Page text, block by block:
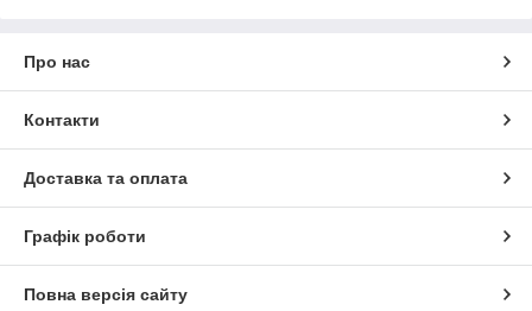
Про нас
Контакти
Доставка та оплата
Графік роботи
Повна версія сайту